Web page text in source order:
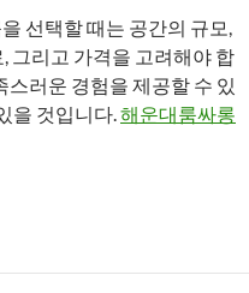
선택할 때는 공간의 규모,
그리고 가격을 고려해야 합
러운 경험을 제공할 수 있
을 것입니다.해운대룸싸롱